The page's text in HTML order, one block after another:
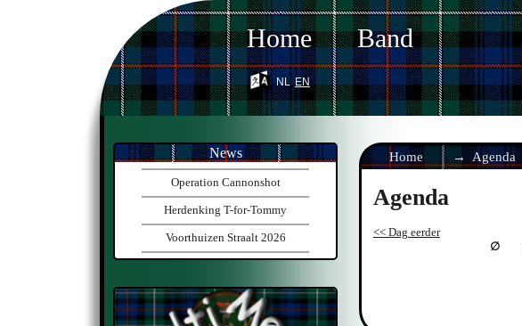
Home Band
nl en
Home Agenda
Agenda
<< Dag eerder
News
Operation Cannonshot
Herdenking T-for-Tommy
Voorthuizen Straalt 2026